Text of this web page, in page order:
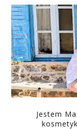
Jestem